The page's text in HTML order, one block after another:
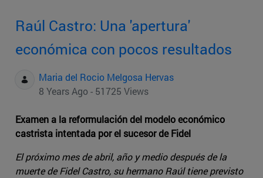
Raúl Castro: Una 'apertura'
económica con pocos resultados
Maria del Rocio Melgosa Hervas
8 Years Ago - 51725 Views
Examen a la reformulación del modelo económico
castrista intentada por el sucesor de Fidel
El próximo mes de abril, año y medio después de la
muerte de Fidel Castro, su hermano Raúl tiene previsto